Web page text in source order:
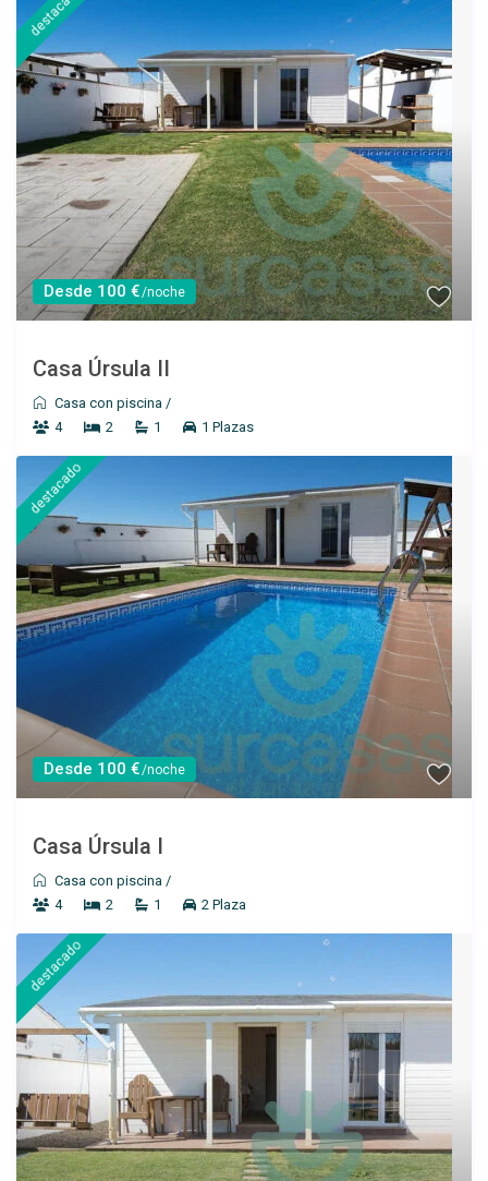
Ver más
Desde 150 €
Casa Helena
Desde 60 € /por noche
Apartamento Colon I
Ver más
Desde 100 €/noche
Casa Úrsula II
Casa con piscina /
4
2 1 1 Plazas
Desde 100 €/noche
destacado
Casa Úrsula I
Casa con piscina /
4
2 1 2 Plaza
destacado